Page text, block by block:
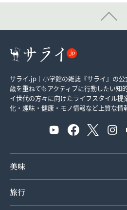
サライ.jp｜小学館の雑誌『サライ』の公
歳を重ねてもアクティブに行動したい知
イ世代の方々に向けたライフスタイル
化・趣味・健康・モノ情報など上質な情
美味
旅行